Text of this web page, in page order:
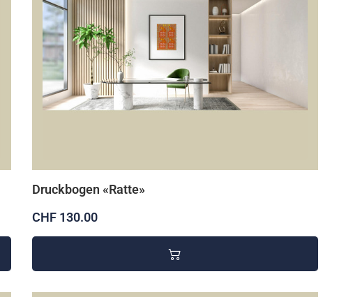
Druckbogen «Ratte»
CHF 130.00